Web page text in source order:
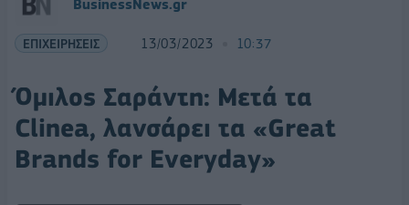
BusinessNews.gr
ΕΠΙΧΕΙΡΗΣΕΙΣ 13/03/2023 10:37
Όμιλος Σαράντη: Μετά τα
Clinea, λανσάρει τα «Great
Brands for Everyday»